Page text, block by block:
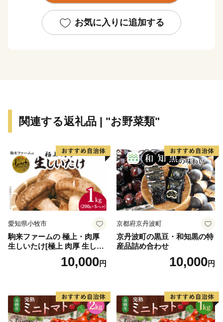
イクリング大会「ライドオンスサミ」が開催されていま
お気に入りに追加する
関連する返礼品 | "お野菜類"
愛知県小牧市
駒来ファームの 極上・肉厚
生しいたけ[極上 肉厚 生しい
たけ 生シイタケ 生椎茸 安心
安全 国産 採れたて 新鮮 きの
10,000円
京都府京丹波町
京丹波町の黒豆・和知黒の特
産品詰め合わせ
10,000円